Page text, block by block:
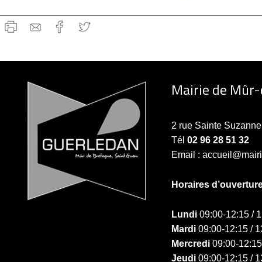
Mairie de
2 rue Sainte
Tél 02 96 28 51 32
Email :
Horaires
Lundi09:00-12:15 /
Mardi09:00-12:15 /
Mercredi09:00-
Jeudi09:00-12:15 /